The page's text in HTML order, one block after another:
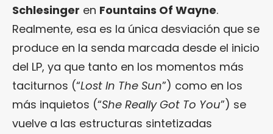
Schlesinger en Fountains Of Wayne.
Realmente, esa es la única desviación que se
produce en la senda marcada desde el inicio
del LP, ya que tanto en los momentos más
taciturnos (“Lost In The Sun”) como en los
más inquietos (“She Really Got To You”) se
vuelve a las estructuras sintetizadas